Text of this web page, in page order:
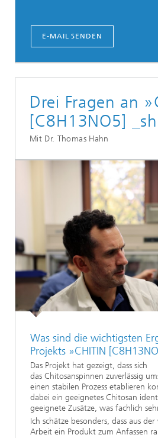
E-MAIL SENDEN
Drei Fragen an
[C8H13NO5]
Mit Dr. Thomas Hahn
Was sind die wichtigsten
Projekts »CHITIN
Das Projekt hat gezeigt, dass sich
das Chitosanspinnen zuverlässig
einen stabilen Prozess etablieren
dabei ein geeignetes Chitosan
geeignete Zusätze, was fachlich
Ich schätze besonders, dass aus
Arbeit ein Produkt zum Anfassen